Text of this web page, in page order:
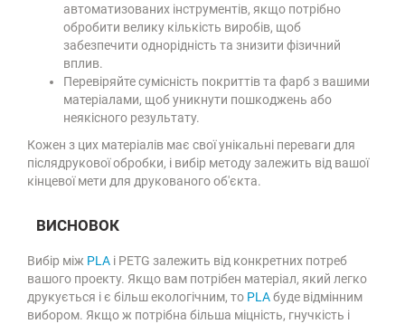
автоматизованих інструментів, якщо потрібно
обробити велику кількість виробів, щоб
забезпечити однорідність та знизити фізичний
вплив.
Перевіряйте сумісність покриттів та фарб з вашими
матеріалами, щоб уникнути пошкоджень або
неякісного результату.
Кожен з цих матеріалів має свої унікальні переваги для
післядрукової обробки, і вибір методу залежить від вашої
кінцевої мети для друкованого об'єкта.
ВИСНОВОК
Вибір між PLA і PETG залежить від конкретних потреб
вашого проекту. Якщо вам потрібен матеріал, який легко
друкується і є більш екологічним, то PLAбуде відмінним
вибором. Якщо ж потрібна більша міцність, гнучкість і